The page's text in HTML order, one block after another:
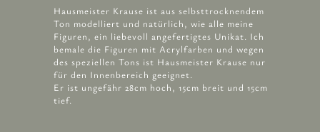
Hausmeister Krause ist aus selbsttrocknendem
Ton modelliert und natürlich, wie alle meine
Figuren, ein liebevoll angefertigtes Unikat. Ich
bemale die Figuren mit Acrylfarben und wegen
des speziellen Tons ist Hausmeister Krause nur
für den Innenbereich geeignet.
Er ist ungefähr 28cm hoch, 15cm breit und 15cm
tief.